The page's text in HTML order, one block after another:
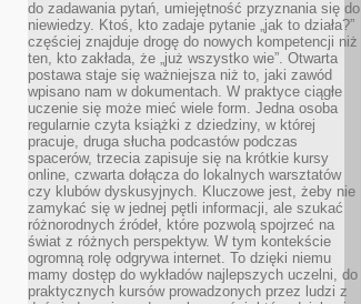
do zadawania pytań, umiejętność przyznania się do
niewiedzy. Ktoś, kto zadaje pytanie „jak to działa?”
częściej znajduje drogę do nowych kompetencji niż
ten, kto zakłada, że „już wszystko wie”. Otwarta
postawa staje się ważniejsza niż to, jaki zawód
wpisano nam w dokumentach. W praktyce ciągłe
uczenie się może mieć wiele form. Jedna osoba
regularnie czyta książki z dziedziny, w której
pracuje, druga słucha podcastów podczas
spacerów, trzecia zapisuje się na krótkie kursy
online, czwarta dołącza do lokalnych warsztatów
czy klubów dyskusyjnych. Kluczowe jest, żeby nie
zamykać się w jednej pętli informacji, ale szukać
różnorodnych źródeł, które pozwolą spojrzeć na
świat z różnych perspektyw. W tym kontekście
ogromną rolę odgrywa internet. To dzięki niemu
mamy dostęp do wykładów najlepszych uczelni, do
praktycznych kursów prowadzonych przez ludzi z